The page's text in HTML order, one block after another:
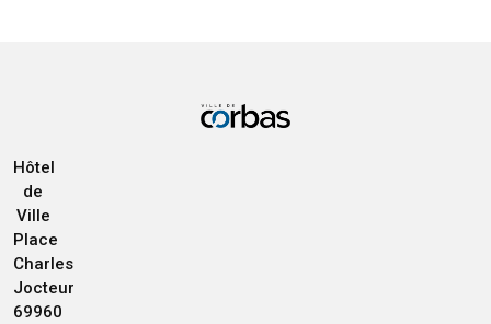
Hôtel
de
Ville
Place
Charles
Jocteur
69960